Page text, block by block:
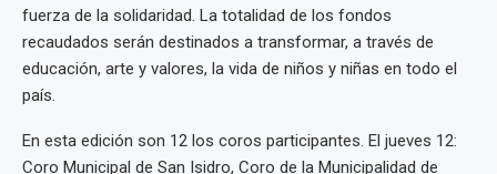
fuerza de la solidaridad. La totalidad de los fondos
recaudados serán destinados a transformar, a través de
educación, arte y valores, la vida de niños y niñas en todo el
país.
En esta edición son 12 los coros participantes. El jueves 12:
Coro Municipal de San Isidro, Coro de la Municipalidad de